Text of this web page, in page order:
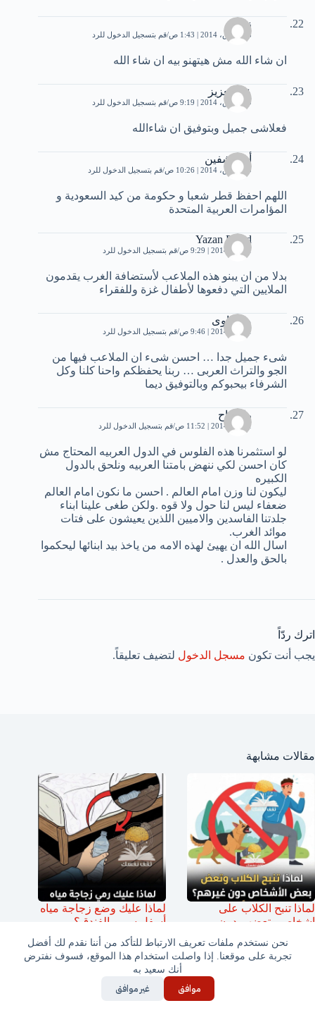
نحن نستخدم ملفات تعريف الارتباط للتأكد من أننا نقدم لك أفضل
تجربة على موقعنا. إذا واصلت استخدام هذا الموقع، فسوف نفترض
أنك سعيد به
موافق غير موافق
زيكا
18 مارس، 2014 | 1:43 ص قم بتسجيل الدخول للرد
ان شاء الله مش هيتهنو بيه ان شاء الله
عبدالعزیز
29 مارس، 2014 | 9:19 ص قم بتسجيل الدخول للرد
فعلاشی جمیل وبتوفیق ان شاءالله
أبو تاشفين
29 مارس، 2014 | 10:26 ص قم بتسجيل الدخول للرد
اللهم احفظ قطر شعبا و حكومة من كيد السعودية و
المؤامرات العربية المتحدة
Yazan Emad
1 مايو، 2014 | 9:29 ص قم بتسجيل الدخول للرد
بدلا من ان يبنو هذه الملاعب لأستضافة الغرب يقدمون
الملايين التي دفعوها لأطفال غزة وللفقراء
مصراوى
1 مايو، 2014 | 9:46 ص قم بتسجيل الدخول للرد
شىء جميل جدا … احسن شىء ان الملاعب فيها من
الجو والتراث العربى … ربنا يحفظكم واحنا كلنا وكل
الشرفاء بيحبوكم وبالتوفيق ديما
راح راح
1 مايو، 2014 | 11:52 ص قم بتسجيل الدخول للرد
لو استثمرنا هذه الفلوس في الدول العربيه المحتاج مش
كان احسن لكي ننهض بامتنا العربيه ونلحق بالدول
الكبيره
ليكون لنا وزن امام العالم . احسن ما نكون امام العالم
ضعفاء ليس لنا حول ولا قوه .ولكن طغى علينا ابناء
جلدتنا الفاسدين والاميين اللذين يعيشون على فتات
موائد الغرب.
اسال الله ان يهيئ لهذه الامه من ياخذ بيد ابنائها ليحكموا
بالحق والعدل .
اترك ردّاً
يجب أنت تكون مسجل الدخول لتضيف تعليقاً.
مقالات مشابهة
لماذا تنبح الكلاب على
اشخاص وتعضهم دون
لماذا عليك وضع زجاجة مياه
أسفل سرير الفندق؟